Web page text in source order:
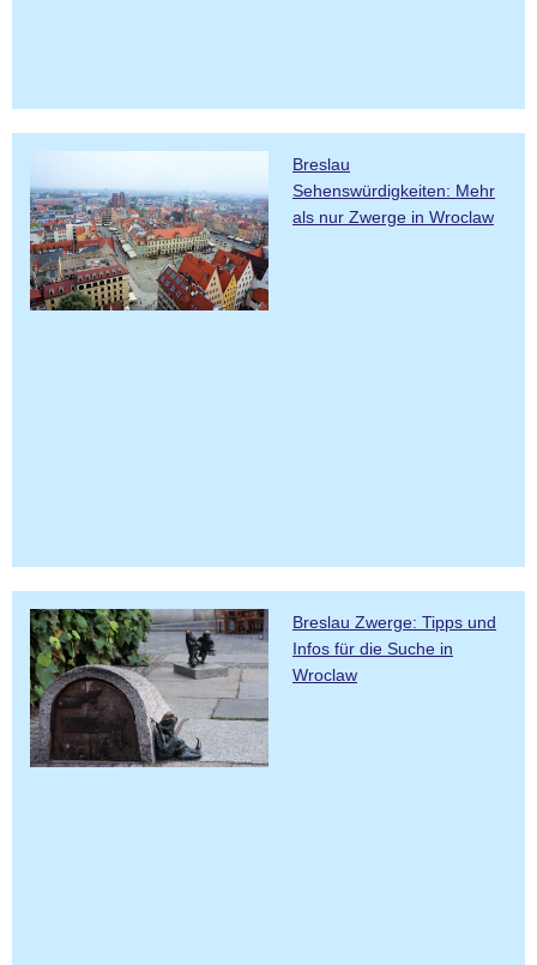
Breslau
Sehenswürdigkeiten: Mehr
als nur Zwerge in Wroclaw
Breslau Zwerge: Tipps und
Infos für die Suche in
Wroclaw